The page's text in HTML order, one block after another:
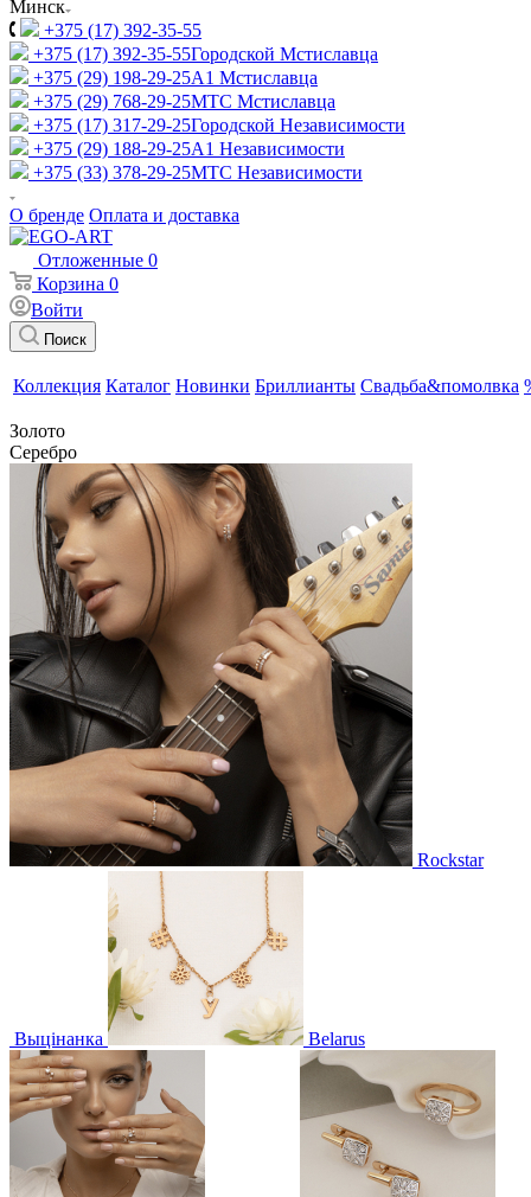
Минск
+375 (17) 392-35-55
+375 (17) 392-35-55Городской Мстиславца
+375 (29) 198-29-25A1 Мстиславца
+375 (29) 768-29-25МТС Мстиславца
+375 (17) 317-29-25Городской Независимости
+375 (29) 188-29-25A1 Независимости
+375 (33) 378-29-25МТС Независимости
О бренде Оплата и доставка
Отложенные 0
Корзина 0
Войти
Поиск
Коллекция Каталог Новинки Бриллианты Свадьба&помолвка
Золото
Серебро
Rockstar
Выцінанка Belarus